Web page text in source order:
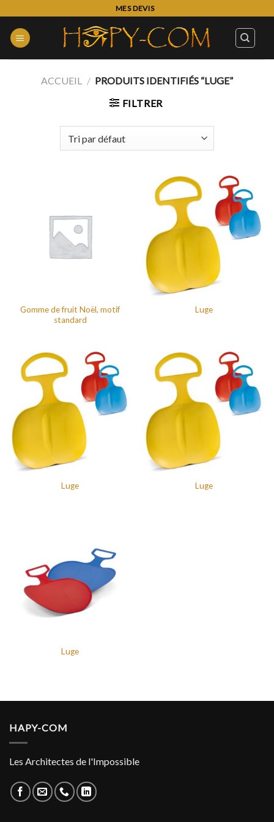
content
MES DEVIS
ACCUEIL / PRODUITS IDENTIFIÉS “LUGE”
FILTRER
Gomme de fruit Noël, motif
standard
Luge
Luge Luge
Luge
HAPY-COM
Les Architectes de l'Impossible